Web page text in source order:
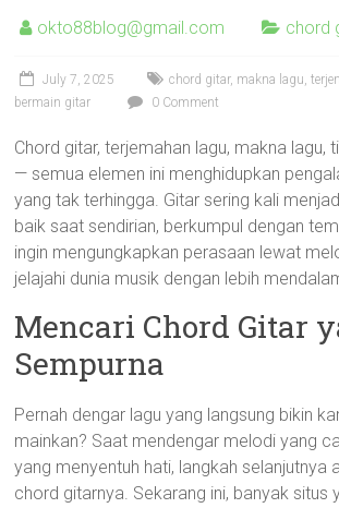
okto88blog@gmail.com chord
July 7, 2025 chord gitar, makna lagu,
bermain gitar
0 Comment
Chord gitar, terjemahan lagu, makna lagu,
— semua elemen ini menghidupkan
yang tak terhingga. Gitar sering kali
baik saat sendirian, berkumpul dengan
ingin mengungkapkan perasaan lewat
jelajahi dunia musik dengan lebih
Mencari Chord Gitar
Sempurna
Pernah dengar lagu yang langsung bikin
mainkan? Saat mendengar melodi yang
yang menyentuh hati, langkah selanjutnya
chord gitarnya. Sekarang ini, banyak situs